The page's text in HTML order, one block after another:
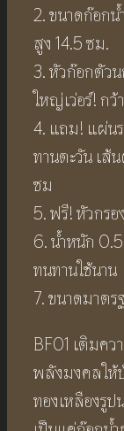
2. ขนาดก๊อกน้
สูง 14.5 ซม.
3. หัวก๊อกตัว
ใหญ่เว่อร์! ก
4. แถม! แผ่น
ทานตะวัน เส้
ซม
5. ฟรี! หัวกร
6. น้ำหนัก
ทนทานใช้นาน
7. ขนาดมาตร
BF01 เติมคว
พลังมงคลให้
ทองเหลืองรู